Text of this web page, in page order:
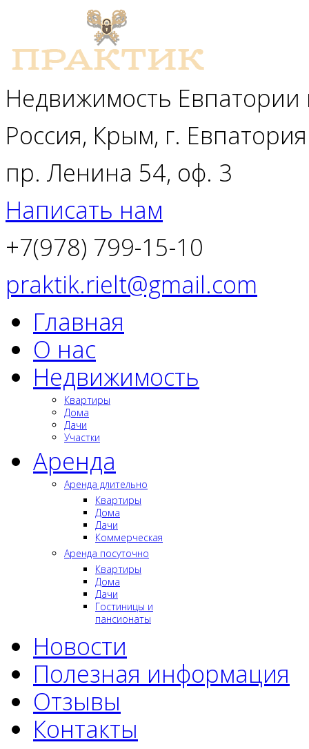
Недвижимость
Россия, Крым, г. Евпатория
пр. Ленина 54, оф. 3
Написать нам
+7(978) 799-15-10
praktik.rielt@gmail.com
Главная
О нас
Недвижимость
Квартиры
Дома
Дачи
Участки
Аренда
Аренда длительно
Квартиры
Дома
Дачи
Коммерческая
Аренда посуточно
Квартиры
Дома
Дачи
Гостиницы и
пансионаты
Новости
Полезная информация
Отзывы
Контакты